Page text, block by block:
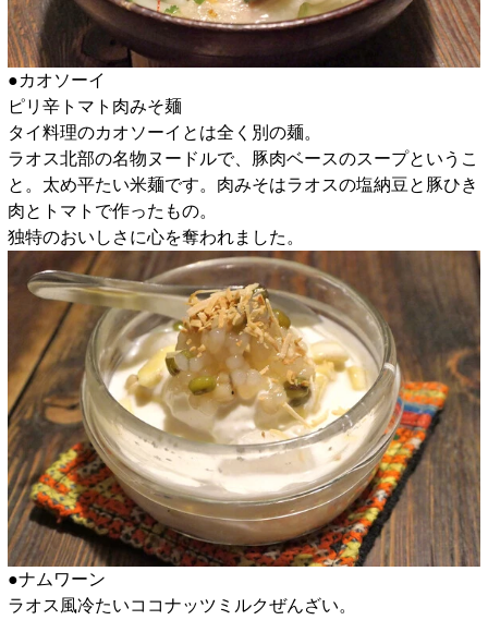
●カオソーイ
ピリ辛トマト肉みそ麺
タイ料理のカオソーイとは全く別の麺。
ラオス北部の名物ヌードルで、豚肉ベースのスープというこ
と。太め平たい米麺です。肉みそはラオスの塩納豆と豚ひき
肉とトマトで作ったもの。
独特のおいしさに心を奪われました。
●ナムワーン
ラオス風冷たいココナッツミルクぜんざい。